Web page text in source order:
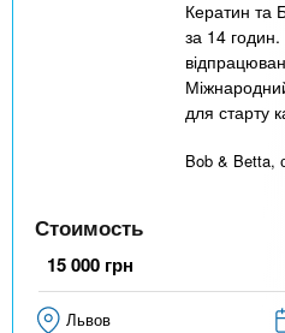
Кератин та
за 14 годин.
для старту
Bob & Betta,
Стоимость
15 000 грн
Львов